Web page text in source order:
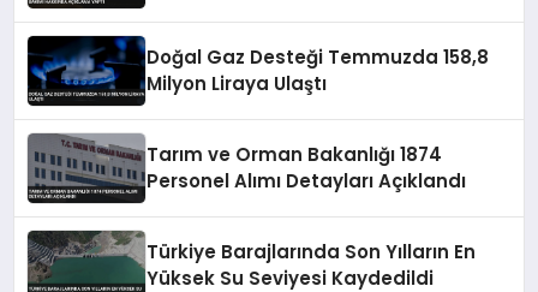
Doğal Gaz Desteği Temmuzda 158,8
Milyon Liraya Ulaştı
Tarım ve Orman Bakanlığı 1874
Personel Alımı Detayları Açıklandı
Türkiye Barajlarında Son Yılların En
Yüksek Su Seviyesi Kaydedildi